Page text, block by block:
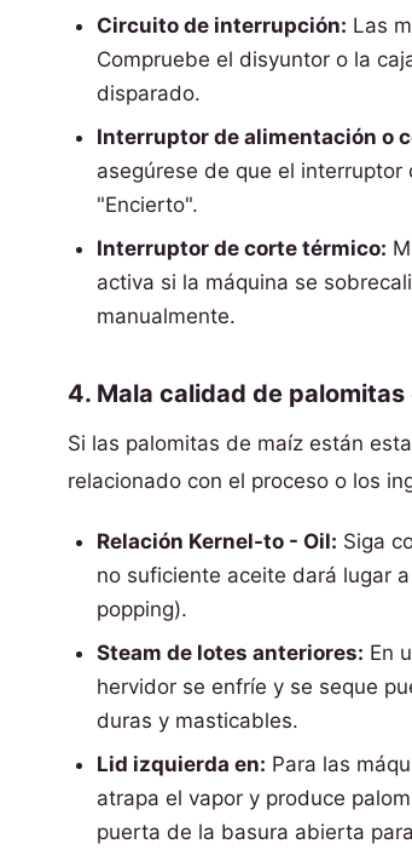
Circuito de interrupción: Las
Compruebe el disyuntor o la
disparado.
Interruptor de alimentación o
asegúrese de que el
"Encierto".
Interruptor de corte térmico:
activa si la máquina se
manualmente.
4. Mala calidad de
Si las palomitas de maíz están
relacionado con el proceso o los
Relación Kernel-to - Oil: Siga
no suficiente aceite dará lugar
popping).
Steam de lotes anteriores: En
hervidor se enfríe y se seque
duras y masticables.
Lid izquierda en: Para las
atrapa el vapor y produce
puerta de la basura abierta